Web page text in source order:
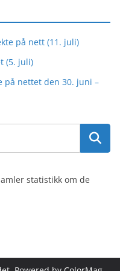
på nett (11. juli)
(5. juli)
på nettet den 30. juni –
statistikk om de